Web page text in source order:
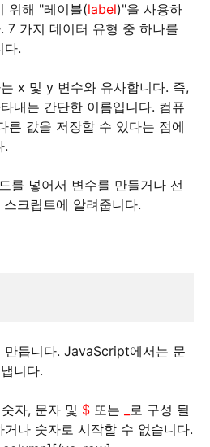
위해 "레이블(label)"을 사용하
7 가지 데이터 유형 중 하나를
다.
x 및 y 변수와 유사합니다. 즉,
내는 간단한 이름입니다. 컴퓨
른 값을 저장할 수 있다는 점에
.
를 넣어서 변수를 만들거나 선
크립트에 알려줍니다.
듭니다. JavaScript에서는 문
니다.
자, 문자 및 $ 또는
로 구성 될
나 숫자로 시작할 수 없습니다.